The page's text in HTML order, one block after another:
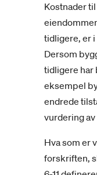
Kostnader
tidligere, er
Dersom
tidligere har
eksempel
endrede
vurdering
Hva som er
forskriften,